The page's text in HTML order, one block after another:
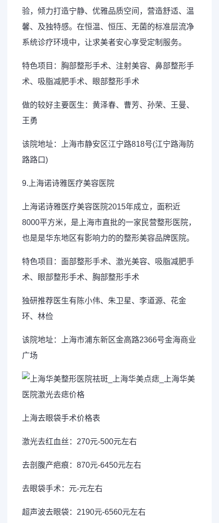
验，倾力打造宁静、优雅品质空间，营造舒适、温
馨、及独特感。在恒温、恒压、无菌的标准层流净
系统诊疗环境中，让求美者安心享受定制服务。
特色项目：胸部整形手术、注射美容、鼻部整形手
术、吸脂减肥手术、眼部整形手术
做的较好主要医生：黄泽春、曹芳、孙荣、王曼、
王勇
该院地址：上海市静安区江宁路818号(江宁路海防
路路口)
9.上海诺诗雅医疗美容医院
上海诺诗雅医疗美容医院2015年成立，面积近
8000平方米，是上海市直批的一家民营整形医院，
也是是华东地区有影响力的的整形美容品牌医院。
特色项目：面部整形手术、激光美容、吸脂减肥手
术、眼部整形手术、胸部整形手术
独研推荐医生有陈小伟、朱卫星、李道源、花金
环、林俭
该院地址：上海市浦东新区金高路2366号金海商业
广场
上海去眼袋手术价格表
激光去红血丝：270元-500元左右
去剖腹产疤痕：870元-6450元左右
去眼袋手术：元-元左右
超声波去眼袋：2190元-6560元左右